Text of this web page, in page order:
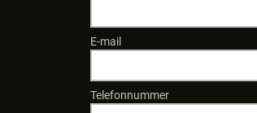
E-mail
Telefonnummer